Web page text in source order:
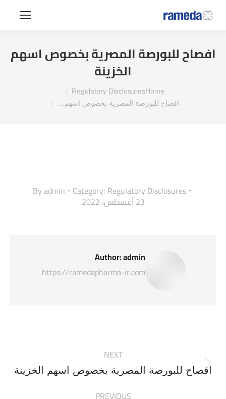
افصاح للبورصة المصرية بخصوص اسهم
الخزينة
Home
Regulatory Disclosures
افصاح للبورصة المصرية بخصوص اسهم…
Category: Regulatory Disclosures
Byadmin
23 أغسطس، 2022
Author:admin
https://ramedapharma-ir.com
navigation
PREVIOUS
NEXT
Next
افصاح للبورصة المصرية بخصوص اسهم الخزينة